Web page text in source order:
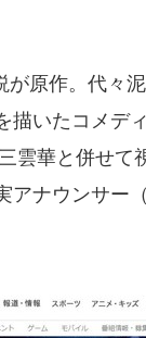
原作。代々
いたコメデ
雲華と併せて
ナウンサー